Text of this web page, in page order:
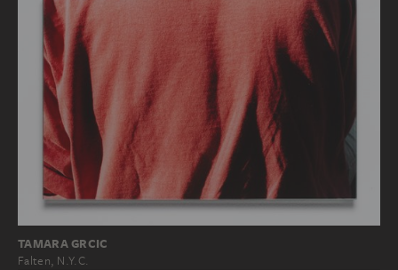
TAMARA GRCIC
Falten, N.Y.C.